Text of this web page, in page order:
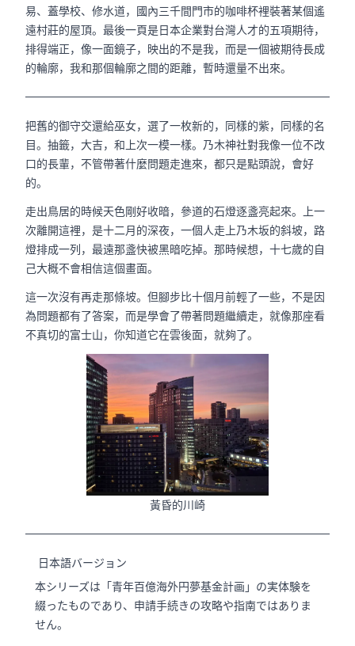
易、蓋學校、修水道，國內三千間門市的咖啡杯裡裝著某個遙
遠村莊的屋頂。最後一頁是日本企業對台灣人才的五項期待，
排得端正，像一面鏡子，映出的不是我，而是一個被期待長成
的輪廓，我和那個輪廓之間的距離，暫時還量不出來。
把舊的御守交還給巫女，選了一枚新的，同樣的紫，同樣的名
目。抽籤，大吉，和上次一模一樣。乃木神社對我像一位不改
口的長輩，不管帶著什麼問題走進來，都只是點頭說，會好
的。
走出鳥居的時候天色剛好收暗，參道的石燈逐盞亮起來。上一
次離開這裡，是十二月的深夜，一個人走上乃木坂的斜坡，路
燈排成一列，最遠那盞快被黑暗吃掉。那時候想，十七歲的自
己大概不會相信這個畫面。
這一次沒有再走那條坡。但腳步比十個月前輕了一些，不是因
為問題都有了答案，而是學會了帶著問題繼續走，就像那座看
不真切的富士山，你知道它在雲後面，就夠了。
黃昏的川崎
日本語バージョン
本シリーズは「青年百億海外円夢基金計画」の実体験を
綴ったものであり、申請手続きの攻略や指南ではありま
せん。